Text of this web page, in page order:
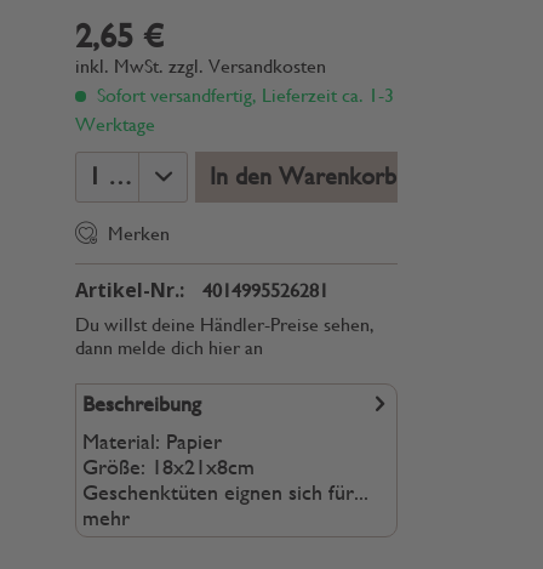
2,65 €
inkl. MwSt. zzgl. Versandkosten
Sofort versandfertig, Lieferzeit ca. 1-3
Werktage
In den Warenkorb
Merken
Artikel-Nr.:
4014995526281
Du willst deine Händler-Preise sehen,
dann melde dich hier an
Beschreibung
Material: Papier
Größe: 18x21x8cm
Geschenktüten eignen sich für...
mehr